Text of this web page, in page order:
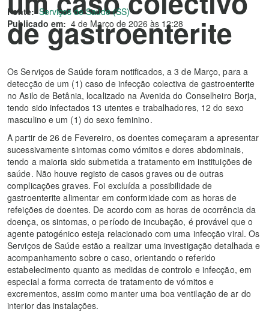
de gastroenterite
Fonte: Serviços de Saúde (SS)
Publicado em: 4 de Março de 2026 às 12:28
Os Serviços de Saúde foram notificados, a 3 de Março, para a
detecção de um (1) caso de infecção colectiva de gastroenterite
no Asilo de Betânia, localizado na Avenida do Conselheiro Borja,
tendo sido infectados 13 utentes e trabalhadores, 12 do sexo
masculino e um (1) do sexo feminino.
A partir de 26 de Fevereiro, os doentes começaram a apresentar
sucessivamente sintomas como vómitos e dores abdominais,
tendo a maioria sido submetida a tratamento em instituições de
saúde. Não houve registo de casos graves ou de outras
complicações graves. Foi excluída a possibilidade de
gastroenterite alimentar em conformidade com as horas de
refeições de doentes. De acordo com as horas de ocorrência da
doença, os sintomas, o período de incubação, é provável que o
agente patogénico esteja relacionado com uma infecção viral. Os
Serviços de Saúde estão a realizar uma investigação detalhada e
acompanhamento sobre o caso, orientando o referido
estabelecimento quanto as medidas de controlo e infecção, em
especial a forma correcta de tratamento de vómitos e
excrementos, assim como manter uma boa ventilação de ar do
interior das instalações.